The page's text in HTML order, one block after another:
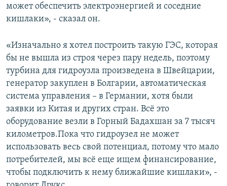
может обеспечить электроэнергией и соседние
кишлаки», - сказал он.
«Изначально я хотел построить такую ГЭС, которая
бы не вышла из строя через пару недель, поэтому
турбина для гидроузла произведена в Швейцарии,
генератор закуплен в Болгарии, автоматическая
система управления – в Германии, хотя были
заявки из Китая и других стран. Всё это
оборудование везли в Горный Бадахшан за 7 тысяч
километров.Пока что гидроузел не может
использовать весь свой потенциал, потому что мало
потребителей, мы всё еще ищем финансирование,
чтобы подключить к нему ближайшие кишлаки», -